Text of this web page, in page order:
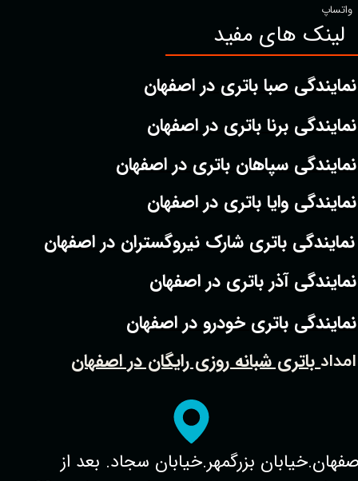
واتساپ
بزرگمهر.خیابان سجاد. بعد از
لینک های مفید
نمایندگی صبا باتری در اصفهان
نمایندگی برنا باتری در اصفهان
نمایندگی سپاهان باتری در اصفهان
نمایندگی وایا باتری در اصفهان
نمایندگی آذر باتری در اصفهان
نمایندگی باتری شارک نیروگستران در اصفهان
نمایندگی باتری خودرو در اصفهان
امدادباتری شبانه روزی رایگان در اصفهان